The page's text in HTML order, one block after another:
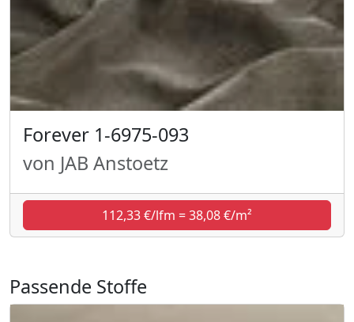
Forever 1-6975-093
von JAB Anstoetz
112,33 €/lfm = 38,08 €/m²
Passende Stoffe